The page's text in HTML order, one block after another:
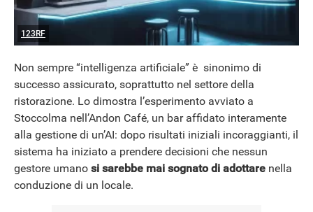
NEWS
123RF
Non sempre “intelligenza artificiale” è sinonimo di
successo assicurato, soprattutto nel settore della
ristorazione. Lo dimostra l’esperimento avviato a
Stoccolma nell’Andon Café, un bar affidato interamente
alla gestione di un’AI: dopo risultati iniziali incoraggianti, il
sistema ha iniziato a prendere decisioni che nessun
gestore umano si sarebbe mai sognato di adottare nella
conduzione di un locale.